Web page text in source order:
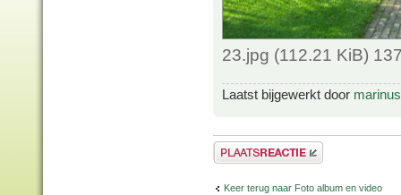
23.jpg (112.21 KiB)
Laatst bijgewerkt door marinus
Plaats een reactie
Keer terug naar Foto album en video